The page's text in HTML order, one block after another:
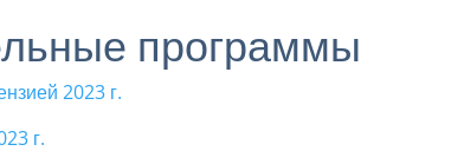
программы
2023 г.
г.